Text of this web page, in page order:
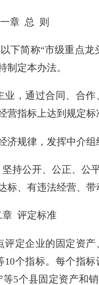
章 总 则
下简称“市级重点
定本办法。
，通过合同、合
指标上达到规定标
规律，发挥中介
持公开、公正、公
、有违法经营、
章 评定标准
定企业的固定资
10个指标。每个指标
等5个县固定资产和